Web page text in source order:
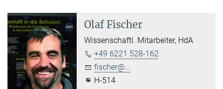
Olaf Fischer
Wissenschaftl. Mitarbeiter, HdA
+49 6221 528-162
fischer@...
H-514